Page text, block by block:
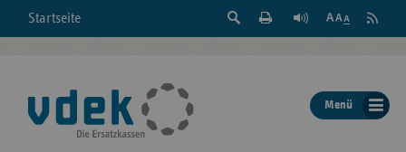
Startseite
Suche
der
Seite
Feed
Menü